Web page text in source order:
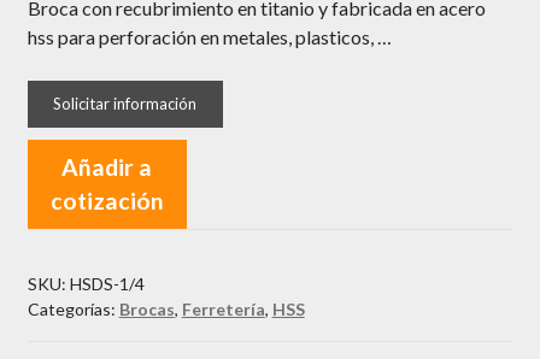
Broca con recubrimiento en titanio y fabricada en acero
hss para perforación en metales, plasticos, …
Añadir a
cotización
SKU: HSDS-1/4
Categorías: Brocas, Ferretería, HSS